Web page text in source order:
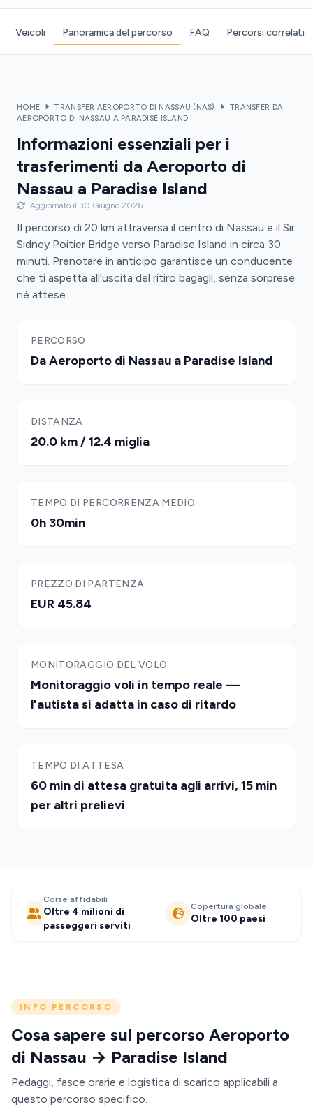
Veicoli Panoramica del percorso FAQ Percorsi correlati
HOME TRANSFER AEROPORTO DI NASSAU (NAS)
TRANSFER DA
AEROPORTO DI NASSAU A PARADISE ISLAND
Informazioni essenziali per i
trasferimenti da Aeroporto di
Nassau a Paradise Island
Aggiornato il 30 Giugno 2026
Il percorso di 20 km attraversa il centro di Nassau e il Sir
Sidney Poitier Bridge verso Paradise Island in circa 30
minuti. Prenotare in anticipo garantisce un conducente
che ti aspetta all'uscita del ritiro bagagli, senza sorprese
né attese.
PERCORSO
Da Aeroporto di Nassau a Paradise Island
DISTANZA
20.0 km / 12.4 miglia
TEMPO DI PERCORRENZA MEDIO
0h 30min
PREZZO DI PARTENZA
EUR 45.84
MONITORAGGIO DEL VOLO
Monitoraggio voli in tempo reale —
l'autista si adatta in caso di ritardo
TEMPO DI ATTESA
60 min di attesa gratuita agli arrivi, 15 min
per altri prelievi
Corse affidabili
Oltre 4 milioni di
passeggeri serviti
Copertura globale
Oltre 100 paesi
INFO PERCORSO
Cosa sapere sul percorso Aeroporto
di Nassau → Paradise Island
Pedaggi, fasce orarie e logistica di scarico applicabili a
questo percorso specifico.